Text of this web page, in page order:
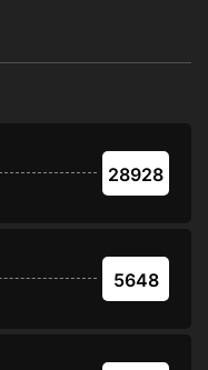
28928
5648